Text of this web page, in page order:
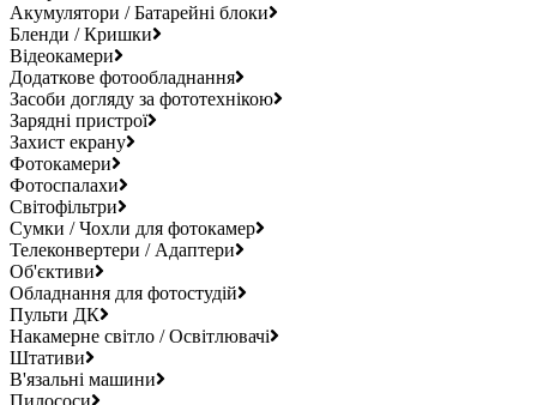
Акумулятори / Батарейні блоки
Бленди / Кришки
Відеокамери
Додаткове фотообладнання
Засоби догляду за фототехнікою
Зарядні пристрої
Захист екрану
Фотокамери
Фотоспалахи
Світофільтри
Сумки / Чохли для фотокамер
Телеконвертери / Адаптери
Об'єктиви
Обладнання для фотостудій
Пульти ДК
Накамерне світло / Освітлювачі
Штативи
В'язальні машини
Пилососи